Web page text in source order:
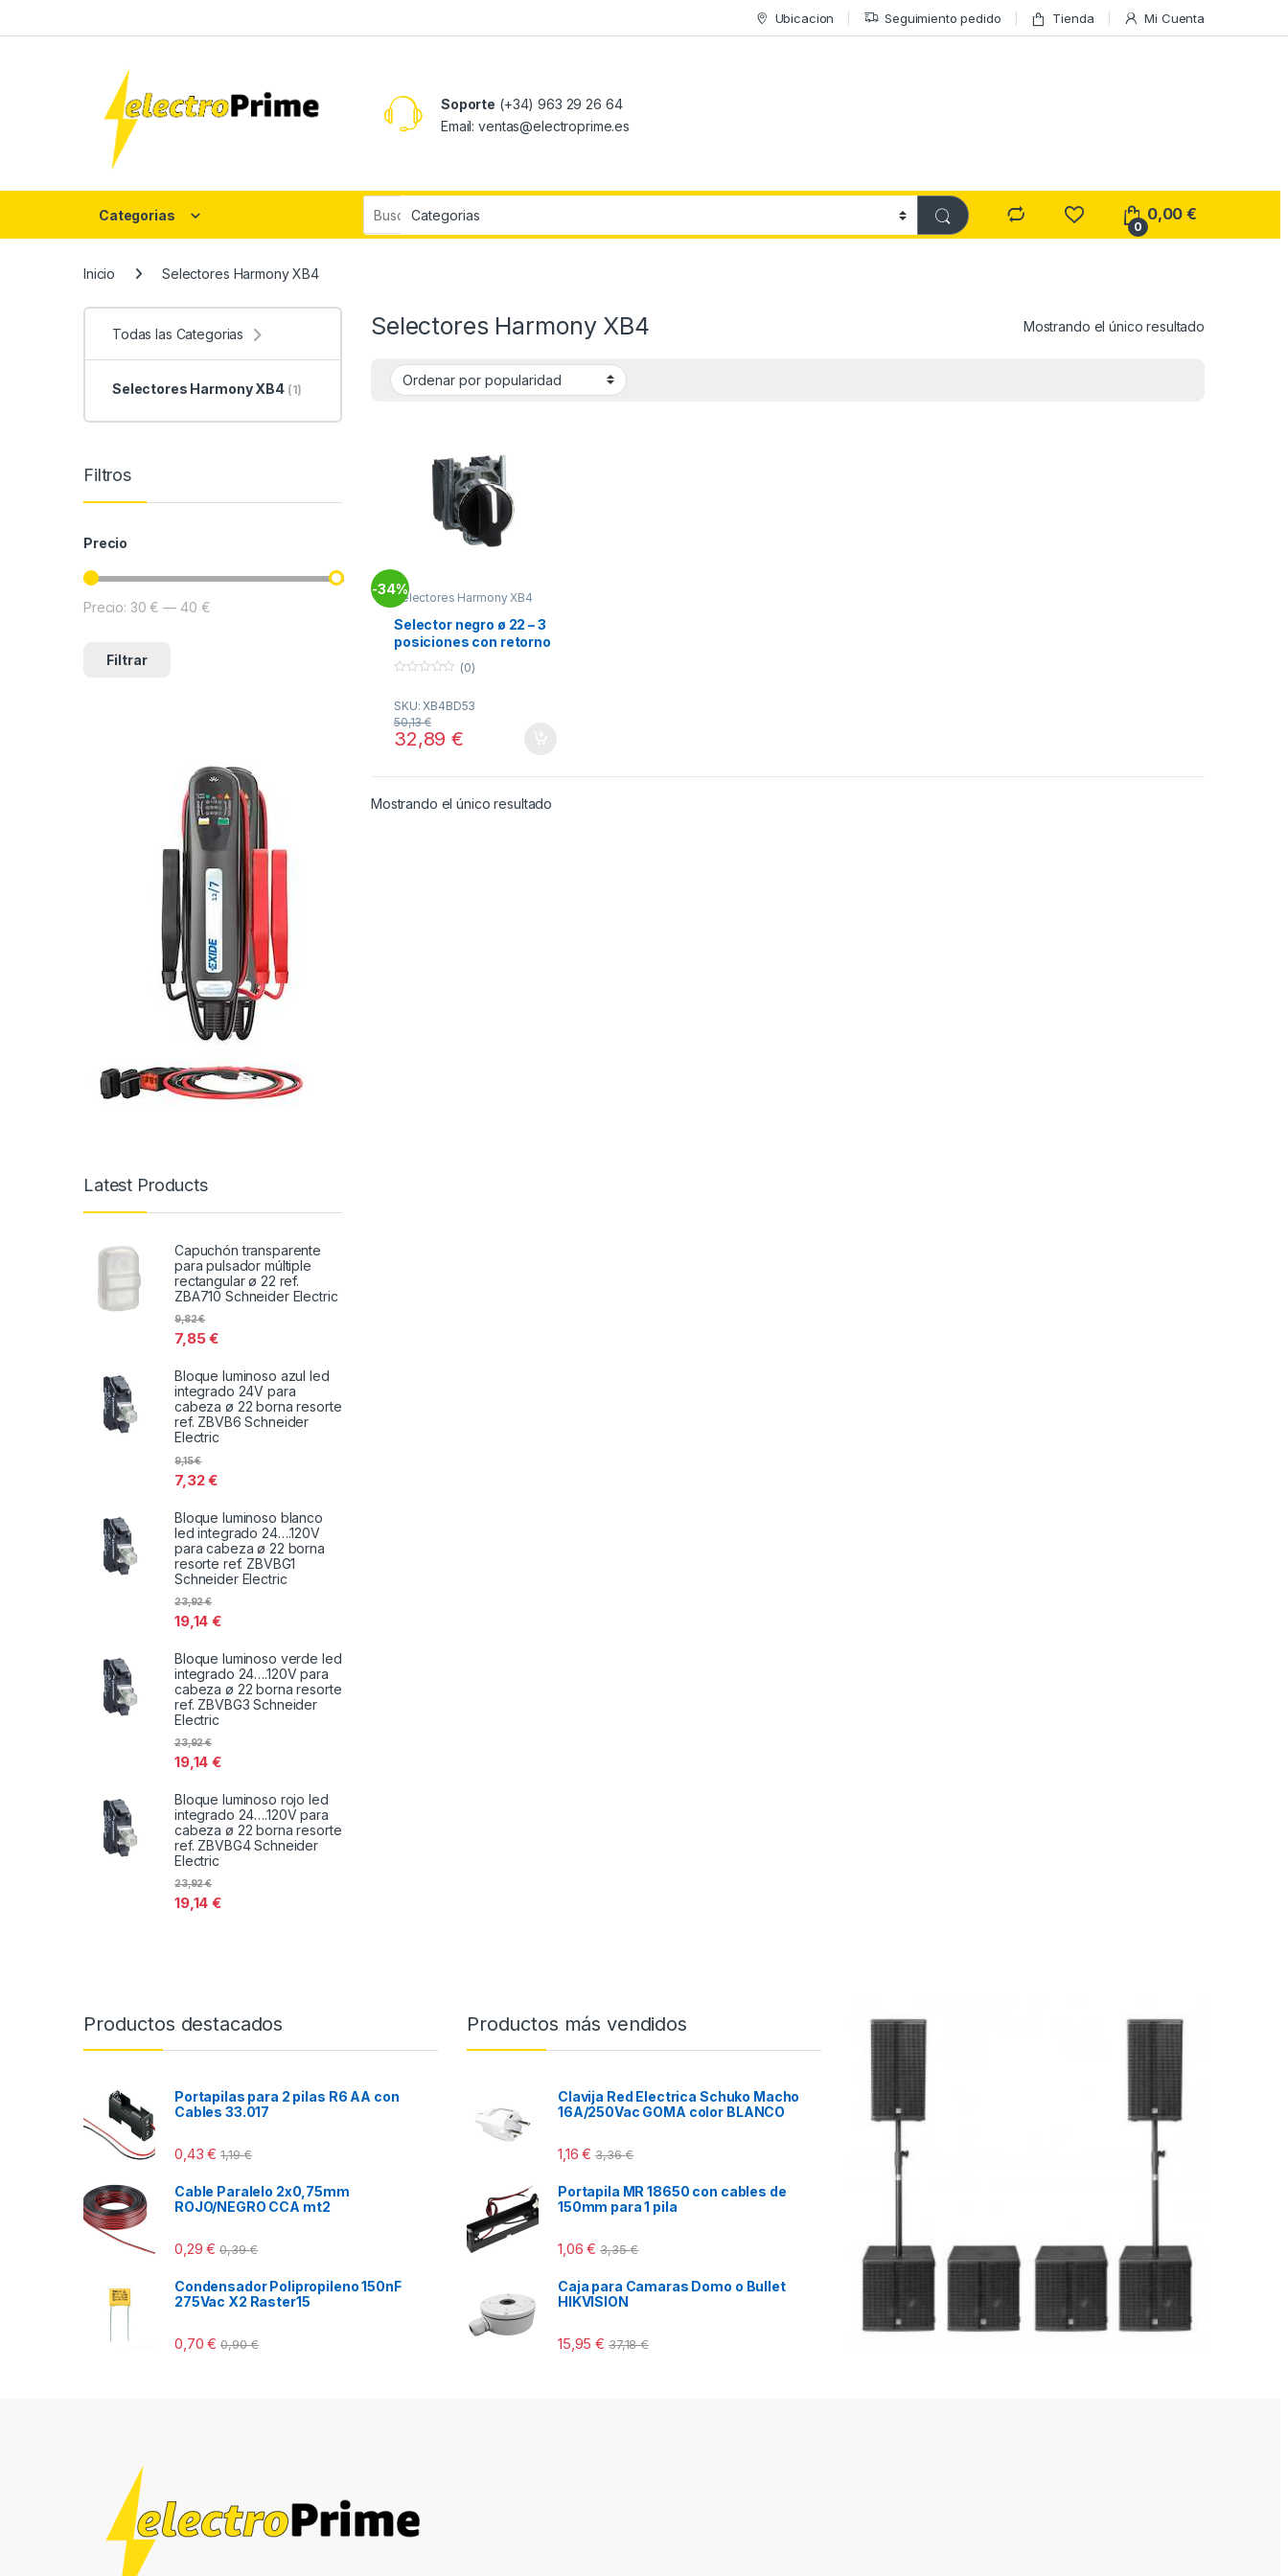
Ubicacion Seguimiento pedido Tienda Mi Cuenta
Soporte (+34) 963 29 26 64
Email: ventas@electroprime.es
Categorias
Search for:
0
0,00€
Inicio Selectores Harmony XB4
Selectores Harmony XB4 Mostrando el único resultado
-34%
Selectores Harmony XB4
Selector negro ø 22 – 3
posiciones con retorno
– 2na ref. XB4BD53
Schneider Electric
u
t
o
f
(0)
SKU: XB4BD53
32,89€
50,13€
Mostrando el único resultado
Todas las Categorias
Selectores Harmony XB4 (1)
Filtros
Precio
Precio mínimo
Precio máximo
Filtrar
Precio: 30 € — 40 €
Latest Products
Capuchón transparente
para pulsador múltiple
rectangular ø 22 ref.
ZBA710 Schneider Electric
7,85€
9,82€
Bloque luminoso azul led
integrado 24V para
cabeza ø 22 borna resorte
ref. ZBVB6 Schneider
Electric
7,32€
9,15€
Bloque luminoso blanco
led integrado 24….120V
para cabeza ø 22 borna
resorte ref. ZBVBG1
Schneider Electric
19,14€
23,92€
Bloque luminoso verde led
integrado 24….120V para
cabeza ø 22 borna resorte
ref. ZBVBG3 Schneider
Electric
19,14€
23,92€
Bloque luminoso rojo led
integrado 24….120V para
cabeza ø 22 borna resorte
ref. ZBVBG4 Schneider
Electric
19,14€
23,92€
Productos destacados
Portapilas para 2 pilas R6 AA con
Cables 33.017
0,43€ 1,19€
Cable Paralelo 2x0,75mm
ROJO/NEGRO CCA mt2
0,29€ 0,39€
Condensador Polipropileno 150nF
275Vac X2 Raster15
0,70€ 0,90€
Productos más vendidos
Clavija Red Electrica Schuko Macho
16A/250Vac GOMA color BLANCO
1,16€ 3,36€
Portapila MR 18650 con cables de
150mm para 1 pila
1,06€ 3,35€
Caja para Camaras Domo o Bullet
HIKVISION
15,95€ 37,18€